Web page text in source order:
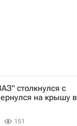
столкнулся с
на крышу в
151